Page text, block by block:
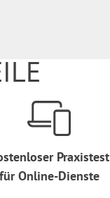
Praxistest
für Online-Dienste